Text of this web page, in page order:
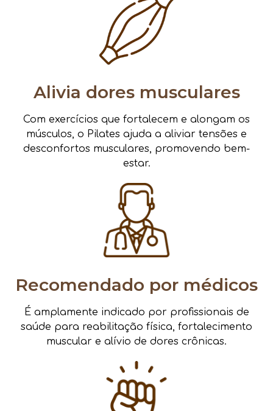
Alivia dores musculares
Com exercícios que fortalecem e alongam os
músculos, o Pilates ajuda a aliviar tensões e
desconfortos musculares, promovendo bem-
estar.
Recomendado por médicos
É amplamente indicado por profissionais de
saúde para reabilitação física, fortalecimento
muscular e alívio de dores crônicas.